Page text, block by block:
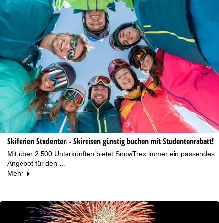
Skiferien Studenten - Skireisen günstig buchen mit Studentenrabatt!
Mit über 2.500 Unterkünften bietet SnowTrex immer ein passendes
Angebot für den …
Mehr